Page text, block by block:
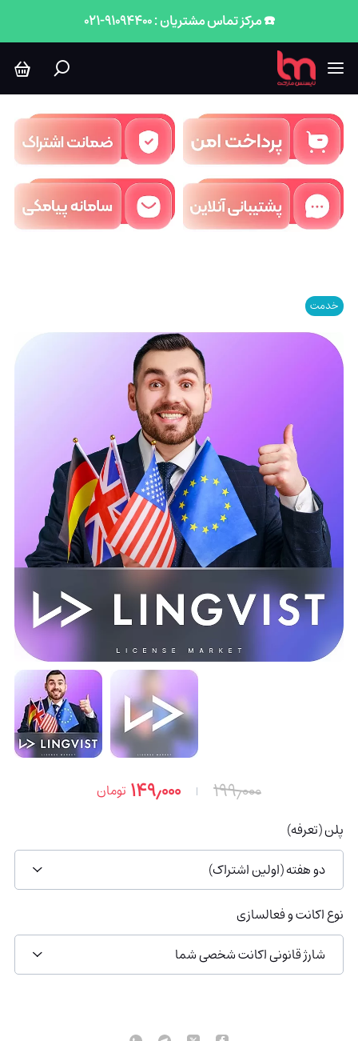
☎️ مرکز تماس مشتریان : 91094400-021
خدمت
۱۹۹٫۰۰۰ ۱۴۹٫۰۰۰ تومان
پلن (تعرفه)
دو هفته (اولین اشتراک)
نوع اکانت و فعالسازی
شارژ قانونی اکانت شخصی شما